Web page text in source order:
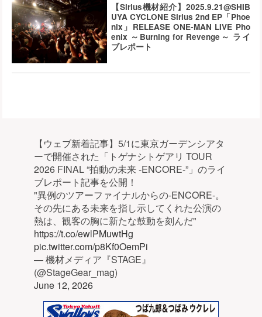
【Sirius機材紹介】2025.9.21@SHIB
UYA CYCLONE Sirius 2nd EP「Phoe
nix」RELEASE ONE-MAN LIVE Pho
enix ～Burning for Revenge～ ライ
ブレポート
【ウェブ新着記事】5/1に東京ガーデンシアタ
ーで開催された「トゲナシトゲアリ TOUR
2026 FINAL “拍動の未来 -ENCORE-”」のライ
ブレポート記事を公開！
"異例のツアーファイナルからの-ENCORE-。
その先にある未来を指し示してくれた公演の
熱は、観客の胸に新たな鼓動を刻んだ"
https://t.co/ewlPMuwtHg
pic.twitter.com/p8Kf0OemPi
— 機材メディア『STAGE』
(@StageGear_mag)
June 12, 2026